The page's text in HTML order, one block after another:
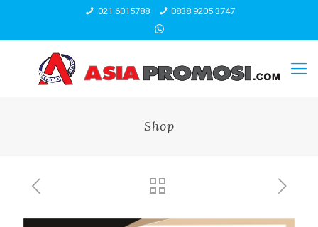
021 6015788 0838 9205 3747
Shop